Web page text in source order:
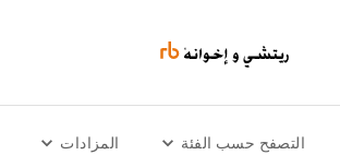
التصفح حسب الفئة المزادات